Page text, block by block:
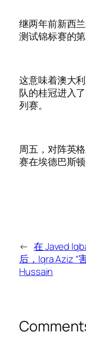
继两年前新西
测试锦标赛的第
这意味着澳大
队的桂冠进入
列赛。
周五，对阵英
赛在埃德巴斯顿
← 在 Javed
后，Iqra Aziz “
Hussain